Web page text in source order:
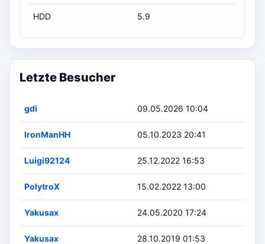
HDD 5.9
Letzte Besucher
gdi 09.05.2026 10:04
IronManHH 05.10.2023 20:41
Luigi92124 25.12.2022 16:53
PolytroX 15.02.2022 13:00
Yakusax 24.05.2020 17:24
Yakusax 28.10.2019 01:53